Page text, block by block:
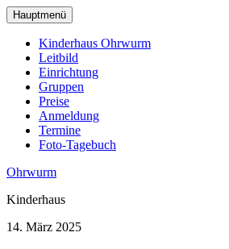
zum
Hauptinhalt
wechseln
Hauptmenü
Kinderhaus Ohrwurm
Leitbild
Einrichtung
Gruppen
Preise
Anmeldung
Termine
Foto-Tagebuch
Ohrwurm
Kinderhaus
14. März 2025